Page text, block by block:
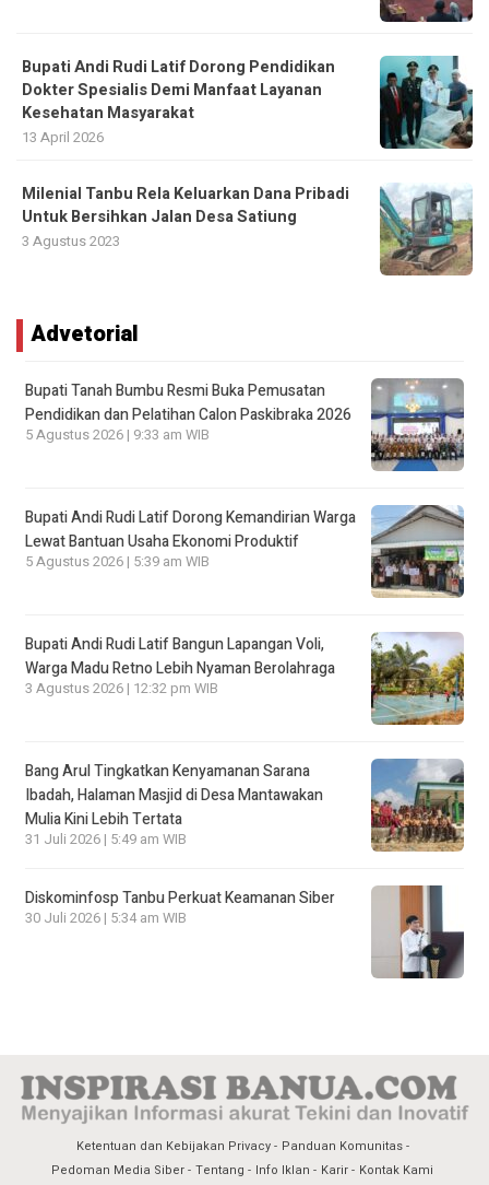
Bupati Andi Rudi Latif Dorong Pendidikan
Dokter Spesialis Demi Manfaat Layanan
Kesehatan Masyarakat
13 April 2026
Milenial Tanbu Rela Keluarkan Dana Pribadi
Untuk Bersihkan Jalan Desa Satiung
3 Agustus 2023
Advetorial
Bupati Tanah Bumbu Resmi Buka Pemusatan
Pendidikan dan Pelatihan Calon Paskibraka 2026
5 Agustus 2026 | 9:33 am WIB
Bupati Andi Rudi Latif Dorong Kemandirian Warga
Lewat Bantuan Usaha Ekonomi Produktif
5 Agustus 2026 | 5:39 am WIB
Bupati Andi Rudi Latif Bangun Lapangan Voli,
Warga Madu Retno Lebih Nyaman Berolahraga
3 Agustus 2026 | 12:32 pm WIB
Bang Arul Tingkatkan Kenyamanan Sarana
Ibadah, Halaman Masjid di Desa Mantawakan
Mulia Kini Lebih Tertata
31 Juli 2026 | 5:49 am WIB
Diskominfosp Tanbu Perkuat Keamanan Siber
30 Juli 2026 | 5:34 am WIB
Ketentuan dan Kebijakan Privacy
Panduan Komunitas
Pedoman Media Siber Tentang Info Iklan Karir Kontak Kami